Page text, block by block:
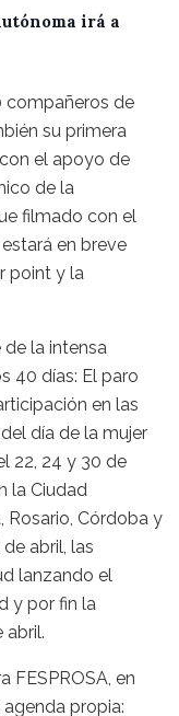
irá a
compañeros de
su primera
el apoyo de
de la
filmado con el
en breve
point y la
de la intensa
40 días: El paro
en las
día de la mujer
22, 24 y 30 de
la Ciudad
Rosario, Córdoba y
abril, las
lanzando el
y por fin la
abril.
FESPROSA, en
propia: